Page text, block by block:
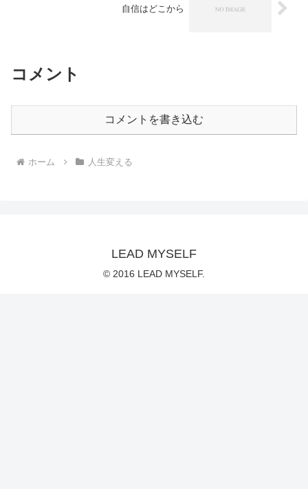
自信はどこから
コメント
コメントを書き込む
ホーム 人生変える
LEAD MYSELF
© 2016 LEAD MYSELF.